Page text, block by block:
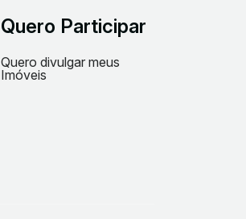
Quero Participar
Quero divulgar meus
Imóveis